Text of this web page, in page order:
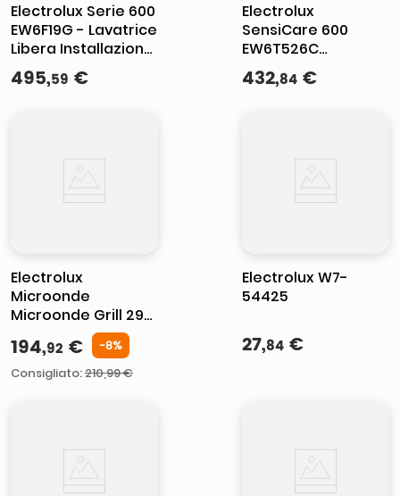
Electrolux Serie 600
EW6F19G - Lavatrice
Libera Installazione
9 kg, Classe A,
Centrifuga 1351 giri-
495,59 €
Electrolux
SensiCare 600
EW6T526C
Lavatrice Carica
dall'Alto 6 Kg
432,84 €
Electrolux
Microonde
Microonde Grill 29Lt
Classe Nero
Accessorio Vapore
Incluso +
194,92 € -8%
Consigliato:210,99 €
Electrolux W7-
54425
27,84 €